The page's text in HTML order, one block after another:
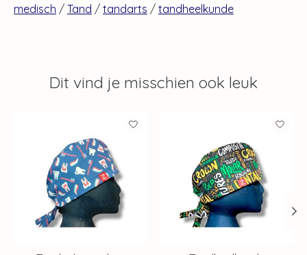
medisch / Tand / tandarts / tandheelkunde
Dit vind je misschien ook leuk
Items van productcarrousel